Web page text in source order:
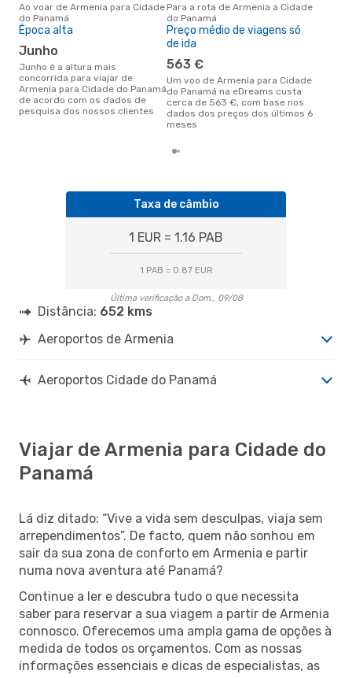
Ao voar de Armenia para Cidade
do Panamá
Para a rota de Armenia a Cidade
do Panamá
Época alta
junho
junho é a altura mais
concorrida para viajar de
Armenia para Cidade do Panamá
de acordo com os dados de
pesquisa dos nossos clientes
Preço médio de viagens só
de ida
563 €
Um voo de Armenia para Cidade
do Panamá na eDreams custa
cerca de 563 €, com base nos
dados dos preços dos últimos 6
meses
Taxa de câmbio
1 EUR = 1.16 PAB
1 PAB = 0.87 EUR
Última verificação a Dom., 09/08
Distância: 652 kms
Aeroportos de Armenia
Aeroportos Cidade do Panamá
Viajar de Armenia para Cidade do
Panamá
Lá diz ditado: “Vive a vida sem desculpas, viaja sem
arrependimentos”. De facto, quem não sonhou em
sair da sua zona de conforto em Armenia e partir
numa nova aventura até Panamá?
Continue a ler e descubra tudo o que necessita
saber para reservar a sua viagem a partir de Armenia
connosco. Oferecemos uma ampla gama de opções à
medida de todos os orçamentos. Com as nossas
informações essenciais e dicas de especialistas, as